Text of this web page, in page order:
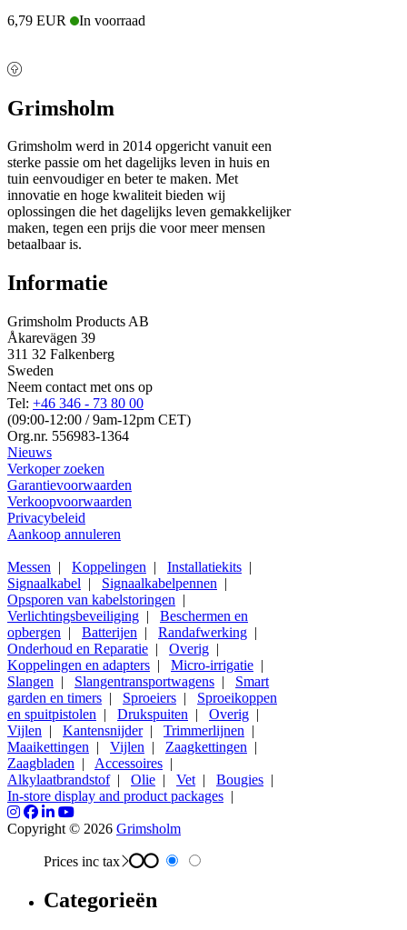
6,79 EUR In voorraad
Grimsholm
Grimsholm werd in 2014 opgericht vanuit een
sterke passie om het dagelijks leven in huis en
tuin eenvoudiger en beter te maken. Met
innovatie en hoge kwaliteit bieden wij
oplossingen die het dagelijks leven gemakkelijker
maken, tegen een prijs die voor meer mensen
betaalbaar is.
Informatie
Grimsholm Products AB
Åkarevägen 39
311 32 Falkenberg
Sweden
Neem contact met ons op
Tel: +46 346 - 73 80 00
(09:00-12:00 / 9am-12pm CET)
Org.nr. 556983-1364
Nieuws
Verkoper zoeken
Garantievoorwaarden
Verkoopvoorwaarden
Privacybeleid
Aankoop annuleren
Messen | Koppelingen | Installatiekits |
Signaalkabel | Signaalkabelpennen |
Opsporen van kabelstoringen |
Verlichtingsbeveiliging | Beschermen en
opbergen | Batterijen | Randafwerking |
Onderhoud en Reparatie | Overig |
Koppelingen en adapters | Micro-irrigatie |
Slangen | Slangentransportwagens | Smart
garden en timers | Sproeiers | Sproeikoppen
en spuitpistolen | Drukspuiten | Overig |
Vijlen | Kantensnijder| Trimmerlijnen |
Maaikettingen | Vijlen | Zaagkettingen |
Zaagbladen | Accessoires |
Alkylaatbrandstof| Olie | Vet | Bougies |
In-store display and product packages |
Copyright © 2026 Grimsholm
Prices inc tax
Categorieën